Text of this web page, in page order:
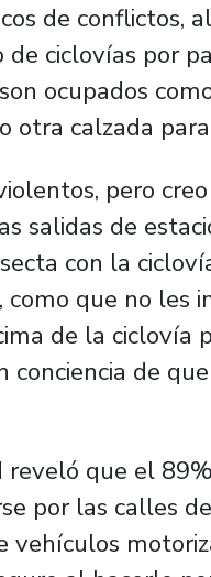
de conflictos,
ciclovías por
ocupados
otra calzada
pero
salidas de
con la
que no les
de la ciclovía
de
que el
por las calles